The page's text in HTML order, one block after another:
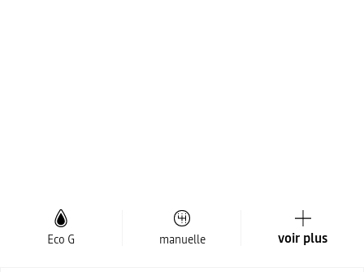
Eco G manuelle voir plus